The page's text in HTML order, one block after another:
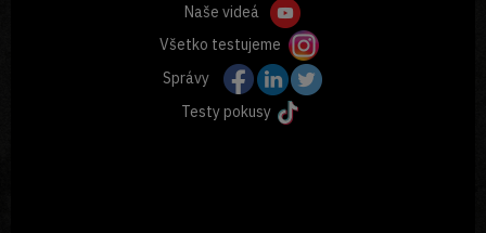
Naše videá
Všetko testujeme
Správy
Testy pokusy